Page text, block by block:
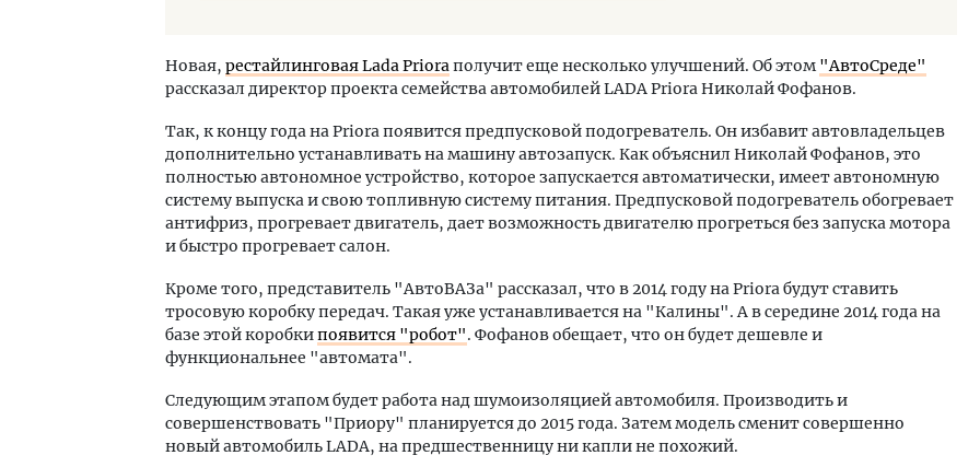
Новая, рестайлинговая Lada Prioraполучит еще несколько улучшений. Об этом"АвтоСреде"
рассказал директор проекта семейства автомобилей LADA Priora Николай Фофанов.
Так, к концу года на Priora появится предпусковой подогреватель. Он избавит автовладельцев
дополнительно устанавливать на машину автозапуск. Как объяснил Николай Фофанов, это
полностью автономное устройство, которое запускается автоматически, имеет автономную
систему выпуска и свою топливную систему питания. Предпусковой подогреватель обогревает
антифриз, прогревает двигатель, дает возможность двигателю прогреться без запуска мотора
и быстро прогревает салон.
Кроме того, представитель "АвтоВАЗа" рассказал, что в 2014 году на Priora будут ставить
тросовую коробку передач. Такая уже устанавливается на "Калины". А в середине 2014 года на
базе этой коробкипоявится "робот". Фофанов обещает, что он будет дешевле и
функциональнее "автомата".
Следующим этапом будет работа над шумоизоляцией автомобиля. Производить и
совершенствовать "Приору" планируется до 2015 года. Затем модель сменит совершенно
новый автомобиль LADA, на предшественницу ни капли не похожий.
ЗИАС — об эстетике городов,
трендах в фасадах и развитии рынка
СТРОИТЕЛЬСТВО
«Белкур» в Белокурихе
ДОМА И КВАРТИРЫ